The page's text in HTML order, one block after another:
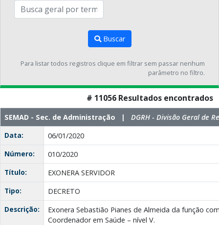
Buscar
Para listar todos registros clique em filtrar sem passar nenhum
parâmetro no filtro.
# 11056 Resultados encontrados
SEMAD - Sec. de Administração | DGRH - Divisão Geral de
Data:
06/01/2020
Número:
010/2020
Título:
EXONERA SERVIDOR
Tipo:
DECRETO
Descrição:
Exonera Sebastião Pianes de Almeida da função
Coordenador em Saúde – nível V.